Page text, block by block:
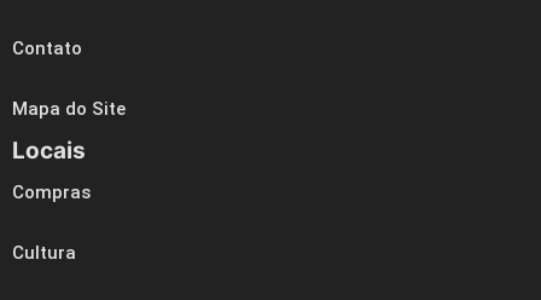
Contato
Mapa do Site
Locais
Compras
Cultura